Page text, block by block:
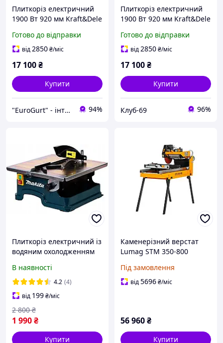
Плиткоріз електричний
1900 Вт 920 мм Kraft&Dele
охолодженням для
керамограніту
Готово до відправки
від2850₴/міс
17 100₴
Купити
"EuroGurt" - інтернет-магазин 94%
Плиткоріз електричний
1900 Вт 920 мм Kraft&Dele
охолодженням для
керамограніту KLB
Готово до відправки
від2850₴/міс
17 100₴
Купити
Клуб-69 96%
Плиткоріз електричний із
водяним охолодженням
для різання плитки
Макіта із регулюванням
кута 0-45°
В наявності
4.2 (4)
від 199₴/міс
1 990₴
2 800 ₴
Купити
Каменерізний верстат
Lumag STM 350-800
Під замовлення
від5696₴/міс
56 960₴
Купити